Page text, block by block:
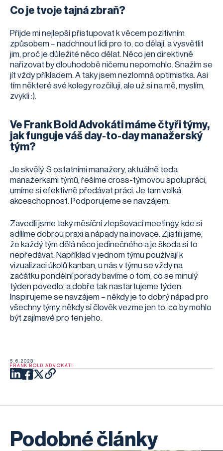
5.6.2023
FRANK BOLD ADVOKÁTI
SDÍLEJTE
Co je tvoje tajná zbraň?
Přijde mi nejlepší přistupovat k věcem pozitivním
způsobem – nadchnout lidi pro to, co dělají, a vysvětlit
jim, proč je důležité něco dělat. Něco jen direktivně
nařizovat by dlouhodobě ničemu nepomohlo. Snažím se
jít vždy příkladem. A taky jsem nezlomná optimistka. Asi
tím některé své kolegy rozčiluji, ale už si na mě, myslím,
zvykli :).
Ve Frank Bold Advokáti máme čtyři týmy,
jak funguje váš day-to-day manažerský
tým?
Je skvělý. S ostatními manažery, aktuálně teda
manažerkami týmů, řešíme cross-týmovou spolupráci,
umíme si efektivně předávat práci. Je tam velká
akceschopnost. Podporujeme se navzájem.
Zavedli jsme taky měsíční zlepšovací meetingy, kde si
sdílíme dobrou praxi a nápady na inovace. Zjistili jsme,
že každý tým dělá něco jedinečného a je škoda si to
nepředávat. Například v jednom týmu používají k
vizualizaci úkolů kanban, u nás v týmu se vždy na
začátku pondělní porady bavíme o tom, co se minulý
týden povedlo, a dobře tak nastartujeme týden.
Inspirujeme se navzájem – někdy je to dobrý nápad pro
všechny týmy, někdy si člověk vezme jen to, co by mohlo
být zajímavé pro ten jeho.
Podobné články